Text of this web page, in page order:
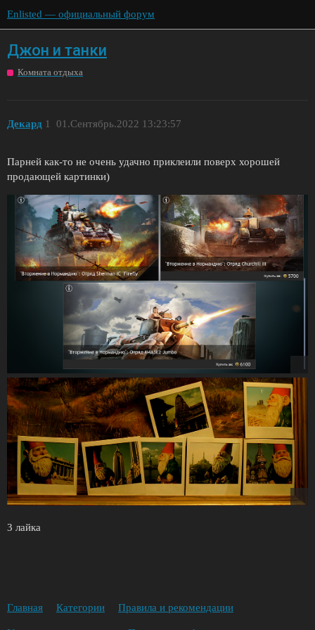
Enlisted — официальный форум
Джон и танки
Комната отдыха
Декард 01.Сентябрь.2022 13:23:57
1
Парней как-то не очень удачно приклеили поверх хорошей
продающей картинки)
3 лайка
Главная Категории Правила и рекомендации